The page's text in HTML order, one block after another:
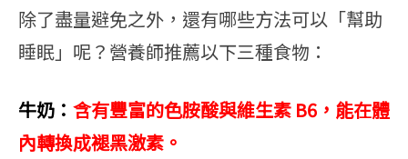
除了盡量避免之外，還有哪些方法可以「幫助
睡眠」呢？營養師推薦以下三種食物：
牛奶： 含有豐富的色胺酸與維生素 B6，能在體
內轉換成褪黑激素。